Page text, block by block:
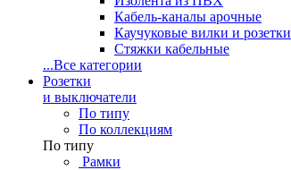
Кабель-каналы арочные
Каучуковые вилки и розетки
Стяжки кабельные
...Все категории
Розетки
и выключатели
По типу
По коллекциям
По типу
Рамки